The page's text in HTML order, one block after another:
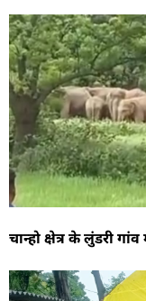
चान्हो क्षेत्र के लुंडरी